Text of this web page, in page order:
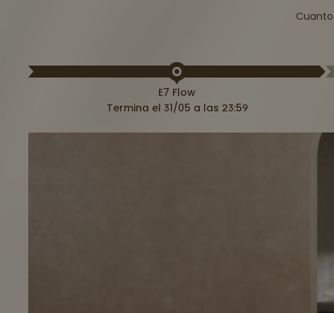
E7 Flow
Termina el 31/05 a las 23:59